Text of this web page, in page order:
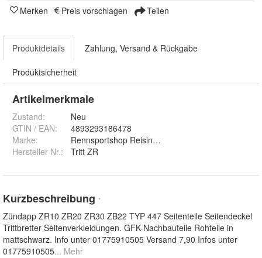
Merken Preis vorschlagen Teilen
Produktdetails Zahlung, Versand & Rückgabe
Produktsicherheit
Artikelmerkmale
Zustand:
Neu
GTIN / EAN:
4893293186478
Marke:
Rennsportshop Reisinger
Hersteller Nr.:
Tritt ZR
Kurzbeschreibung *
Zündapp ZR10 ZR20 ZR30 ZB22 TYP 447 Seitenteile Seitendeckel
Trittbretter Seitenverkleidungen. GFK-Nachbauteile Rohteile in
mattschwarz. Info unter 01775910505 Versand 7,90 Infos unter
01775910505... Mehr